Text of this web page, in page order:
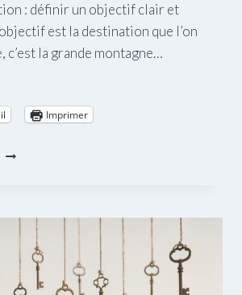
: définir un objectif clair et
est la destination que l’on
c’est la grande montagne…
Imprimer
PASSER
DÉFINIR
OBJECTIF